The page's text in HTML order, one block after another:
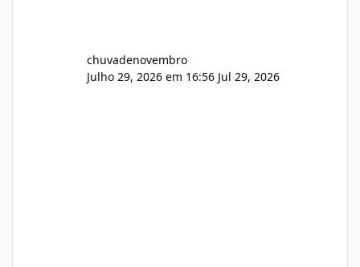
chuvadenovembro
Julho 29, 2026 em 16:56 Jul 29, 2026